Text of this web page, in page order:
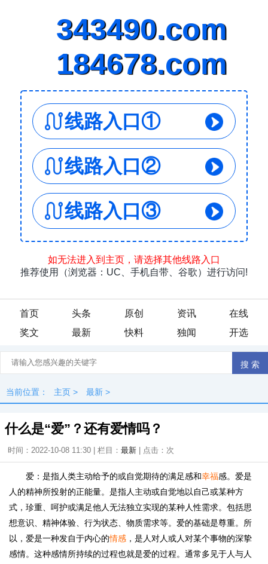
首页 头条 原创 资讯
在线
奖文
最新 快料 独闻 开选
当前位置： 主页 > 最新 >
什么是“爱”？还有爱情吗？
时间：2022-10-08 11:30 | 栏目： 最新 | 点击： 次
爱：是指人类主动给予的或自觉期待的满足感和幸福感。爱是
人的精神所投射的正能量。是指人主动或自觉地以自己或某种方
式，珍重、呵护或满足他人无法独立实现的某种人性需求。包括思
想意识、精神体验、行为状态、物质需求等。爱的基础是尊重。所
以，爱是一种发自于内心的情感 ，是人对人或人对某个事物的深挚
感情。这种感情所持续的过程也就是爱的过程。通常多见于人与人